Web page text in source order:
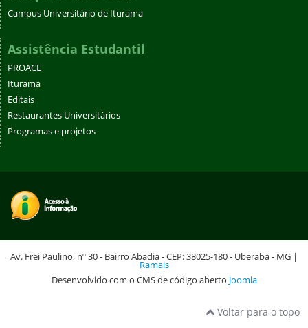
Campus Universitário de Iturama
Assistência Estudantil
PROACE
Iturama
Editais
Restaurantes Universitários
Programas e projetos
Av. Frei Paulino, nº 30 - Bairro Abadia - CEP: 38025-180 - Uberaba - MG |
Ramais
Desenvolvido com o CMS de código aberto Joomla
Voltar para o topo